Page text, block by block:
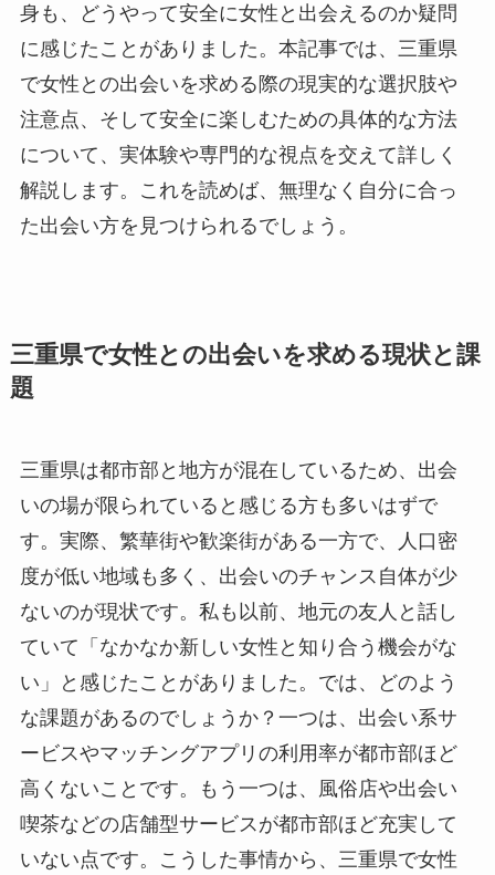
身も、どうやって安全に女性と出会えるのか疑問
に感じたことがありました。本記事では、三重県
で女性との出会いを求める際の現実的な選択肢や
注意点、そして安全に楽しむための具体的な方法
について、実体験や専門的な視点を交えて詳しく
解説します。これを読めば、無理なく自分に合っ
た出会い方を見つけられるでしょう。
三重県で女性との出会いを求める現状と課
題
三重県は都市部と地方が混在しているため、出会
いの場が限られていると感じる方も多いはずで
す。実際、繁華街や歓楽街がある一方で、人口密
度が低い地域も多く、出会いのチャンス自体が少
ないのが現状です。私も以前、地元の友人と話し
ていて「なかなか新しい女性と知り合う機会がな
い」と感じたことがありました。では、どのよう
な課題があるのでしょうか？一つは、出会い系サ
ービスやマッチングアプリの利用率が都市部ほど
高くないことです。もう一つは、風俗店や出会い
喫茶などの店舗型サービスが都市部ほど充実して
いない点です。こうした事情から、三重県で女性